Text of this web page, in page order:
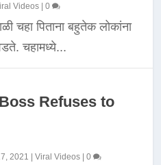
Videos |0
पिताना बहुतेक लोकांना
चहामध्ये...
Refuses to
2021 |Viral Videos |0